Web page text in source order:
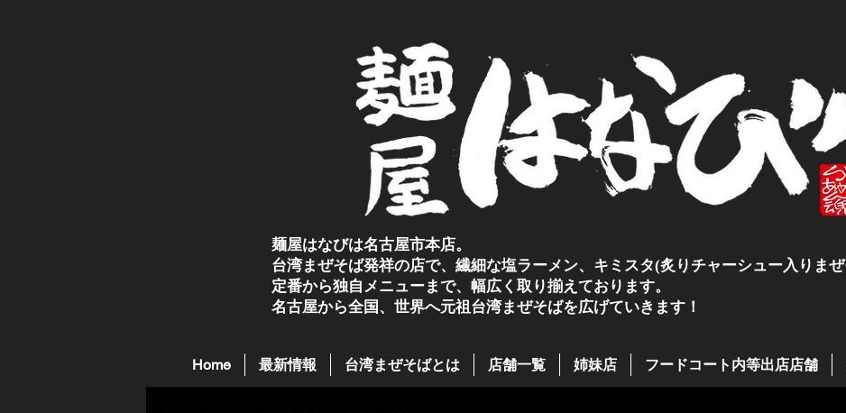
麺屋はなびは名古屋市本店。
台湾まぜそば発祥の店で、繊細な塩ラーメン、キミスタ(炙りチャーシュー入りま
定番から独自メニューまで、幅広く取り揃えております。
名古屋から全国、世界へ元祖台湾まぜそばを広げていきます！
Home 最新情報 台湾まぜそばとは 店舗一覧 姉妹店 フードコート内等出店店舗